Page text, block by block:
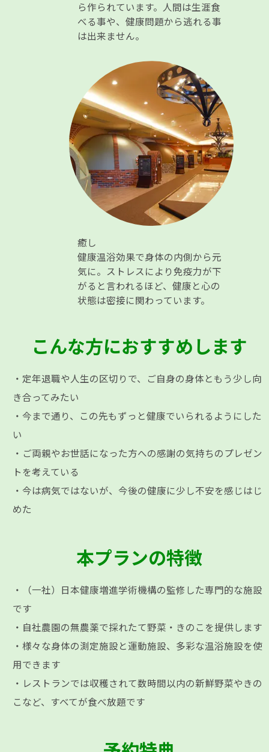
ら作られています。人間は生涯食
べる事や、健康問題から逃れる事
は出来ません。
癒し
健康温浴効果で身体の内側から元
気に。ストレスにより免疫力が下
がると言われるほど、健康と心の
状態は密接に関わっています。
こんな方におすすめします
・定年退職や人生の区切りで、ご自身の身体ともう少し向
き合ってみたい
・今まで通り、この先もずっと健康でいられるようにした
い
・ご両親やお世話になった方への感謝の気持ちのプレゼン
トを考えている
・今は病気ではないが、今後の健康に少し不安を感じはじ
めた
本プランの特徴
・（一社）日本健康増進学術機構の監修した専門的な施設
です
・自社農園の無農薬で採れたて野菜・きのこを提供します
・様々な身体の測定施設と運動施設、多彩な温浴施設を使
用できます
・レストランでは収穫されて数時間以内の新鮮野菜やきの
こなど、すべてが食べ放題です